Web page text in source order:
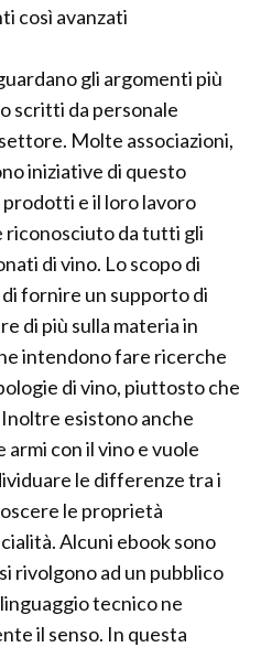
così avanzati
gli argomenti più
scritti da personale
Molte associazioni,
iniziative di questo
e il loro lavoro
riconosciuto da tutti gli
di vino. Lo scopo di
fornire un supporto di
di più sulla materia in
intendono fare ricerche
di vino, piuttosto che
esistono anche
armi con il vino e vuole
le differenze tra i
le proprietà
Alcuni ebook sono
rivolgono ad un pubblico
tecnico ne
il senso. In questa